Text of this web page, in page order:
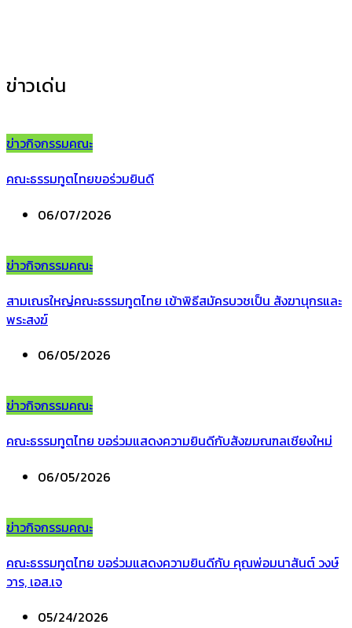
ข่าวเด่น
ข่าวกิจกรรมคณะ
คณะธรรมทูตไทยขอร่วมยินดี
06/07/2026
ข่าวกิจกรรมคณะ
สามเณรใหญ่คณะธรรมทูตไทย เข้าพิธีสมัครบวชเป็น สังฆานุกรและ
พระสงฆ์
06/05/2026
ข่าวกิจกรรมคณะ
คณะธรรมทูตไทย ขอร่วมแสดงความยินดีกับสังฆมณฑลเชียงใหม่
06/05/2026
ข่าวกิจกรรมคณะ
คณะธรรมทูตไทย ขอร่วมแสดงความยินดีกับ คุณพ่อมนาสันต์ วงษ์
วาร, เอส.เจ
05/24/2026